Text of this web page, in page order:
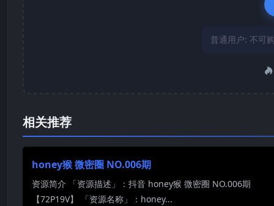
普通用户: 不可
相关推荐
honey猴 微密圈 NO.006期
资源简介 「资源描述」：抖音 honey猴 微密圈 NO.006期
【72P19V】 「资源名称」：honey...